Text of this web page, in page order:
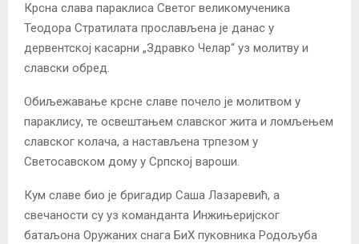
Крсна слава параклиса Светог великомученика
Теодора Стратилата прослављена је данас у
дервентској касарни „Здравко Челар“ уз молитву и
славски обред.
Обиљежавање крсне славе почело је молитвом у
параклису, те освештањем славског жита и ломљењем
славског колача, а настављена трпезом у
Светосавском дому у Српској вароши.
Кум славе био је бригадир Саша Лазаревић, а
свечаности су уз команданта Инжињеријског
батаљона Оружаних снага БиХ пуковника Родољуба